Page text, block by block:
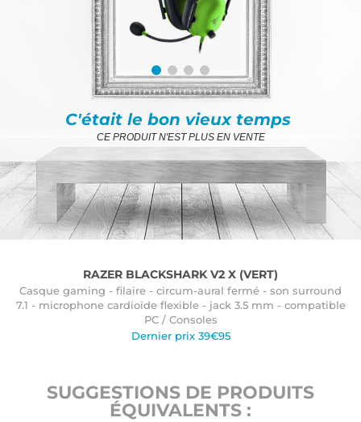
C'était le bon vieux temps
CE PRODUIT N'EST PLUS EN VENTE
RAZER BLACKSHARK V2 X (VERT)
Casque gaming - filaire - circum-aural fermé - son surround
7.1 - microphone cardioïde flexible - jack 3.5 mm - compatible
PC / Consoles
Dernier prix 39€95
SUGGESTIONS DE PRODUITS
ÉQUIVALENTS :